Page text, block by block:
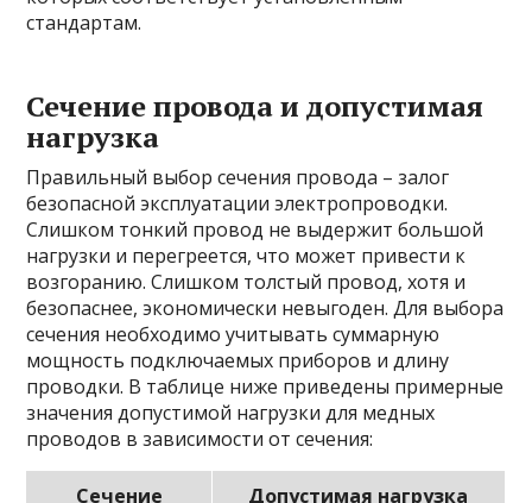
стандартам.
Сечение провода и допустимая
нагрузка
Правильный выбор сечения провода – залог
безопасной эксплуатации электропроводки.
Слишком тонкий провод не выдержит большой
нагрузки и перегреется, что может привести к
возгоранию. Слишком толстый провод, хотя и
безопаснее, экономически невыгоден. Для выбора
сечения необходимо учитывать суммарную
мощность подключаемых приборов и длину
проводки. В таблице ниже приведены примерные
значения допустимой нагрузки для медных
проводов в зависимости от сечения:
Сечение Допустимая нагрузка